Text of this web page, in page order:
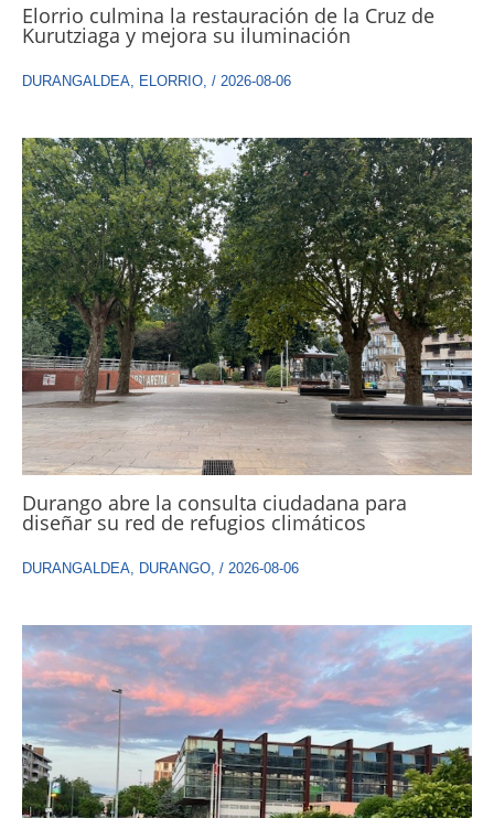
Elorrio culmina la restauración de la Cruz de
Kurutziaga y mejora su iluminación
DURANGALDEA, ELORRIO, / 2026-08-06
Durango abre la consulta ciudadana para
diseñar su red de refugios climáticos
DURANGALDEA, DURANGO, / 2026-08-06